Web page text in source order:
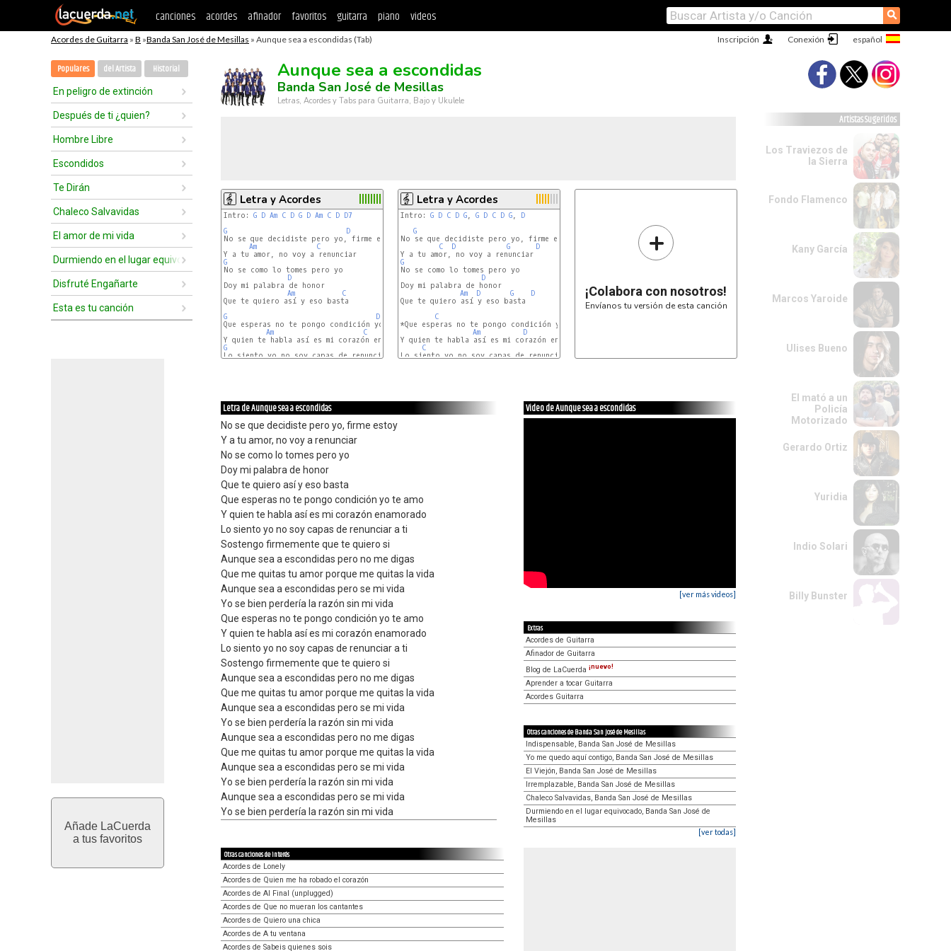
canciones acordes afinador favoritos guitarra piano videos ⚲
Acordes de Guitarra » B »Banda San José de Mesillas » Aunque sea a escondidas (Tab) Conexión
Inscripción
Populares del Artista Historial
En peligro de extinción
Después de ti ¿quien?
Hombre Libre
Escondidos
Te Dirán
Chaleco Salvavidas
El amor de mi vida
Durmiendo en el lugar equivocado
Disfruté Engañarte
Esta es tu canción
Añade LaCuerda
a tus favoritos
Aunque sea a escondidas
Banda San José de Mesillas
Letras, Acordes y Tabs para Guitarra, Bajo y Ukulele
Letra y Acordes
Intro: G D Am C D G D Am C D D7
G
D
No se que decidiste pero yo, firme estoy
Am
C
G
D
Doy mi palabra de honor
Am
C
Que te quiero así y eso basta
G
D
Que esperas no te pongo condición yo te amo
Am
C
G
Lo siento yo no soy capas de renunciar a ti
Letra y Acordes
Intro: G D C D G, G D C D G, D
G
No se que decidiste pero yo, firme estoy
C
D G
D
G
D
Doy mi palabra de honor
Am
D G
D
Que te quiero así y eso basta
C
*Que esperas no te pongo condición yo te amo
Am
D
Y quien te habla así es mi corazón enamorado
C
Lo siento yo no soy capas de renunciar a ti
+
¡Colabora con nosotros!
Envíanos tu versión de esta canción
Letra de Aunque sea a escondidas
No se que decidiste pero yo, firme estoy
Y a tu amor, no voy a renunciar
No se como lo tomes pero yo
Doy mi palabra de honor
Que te quiero así y eso basta
Que esperas no te pongo condición yo te amo
Y quien te habla así es mi corazón enamorado
Lo siento yo no soy capas de renunciar a ti
Sostengo firmemente que te quiero si
Aunque sea a escondidas pero no me digas
Que me quitas tu amor porque me quitas la vida
Aunque sea a escondidas pero se mi vida
Yo se bien perdería la razón sin mi vida
Que esperas no te pongo condición yo te amo
Y quien te habla así es mi corazón enamorado
Lo siento yo no soy capas de renunciar a ti
Sostengo firmemente que te quiero si
Aunque sea a escondidas pero no me digas
Que me quitas tu amor porque me quitas la vida
Aunque sea a escondidas pero se mi vida
Yo se bien perdería la razón sin mi vida
Aunque sea a escondidas pero no me digas
Que me quitas tu amor porque me quitas la vida
Aunque sea a escondidas pero se mi vida
Yo se bien perdería la razón sin mi vida
Aunque sea a escondidas pero se mi vida
Yo se bien perdería la razón sin mi vida
Video de Aunque sea a escondidas
[ver más videos]
Extras
Acordes de Guitarra
Afinador de Guitarra
Blog de LaCuerda ¡nuevo!
Aprender a tocar Guitarra
Acordes Guitarra
Otras canciones de Banda San José de Mesillas
Indispensable, Banda San José de Mesillas
Yo me quedo aquí contigo, Banda San José de Mesillas
El Viejón, Banda San José de Mesillas
Irremplazable, Banda San José de Mesillas
Chaleco Salvavidas, Banda San José de Mesillas
Durmiendo en el lugar equivocado, Banda San José de
Mesillas
[ver todas]
Otras canciones de interés
Acordes de Lonely
Acordes de Quien me ha robado el corazón
Acordes de Al Final (unplugged)
Acordes de Que no mueran los cantantes
Acordes de Quiero una chica
Acordes de A tu ventana
Acordes de Sabeis quienes sois
Artistas Sugeridos
Los Traviezos de
la Sierra
Fondo Flamenco
Kany García
Marcos Yaroide
Ulises Bueno
El mató a un
Policía
Motorizado
Gerardo Ortiz
Yuridia
Indio Solari
Billy Bunster